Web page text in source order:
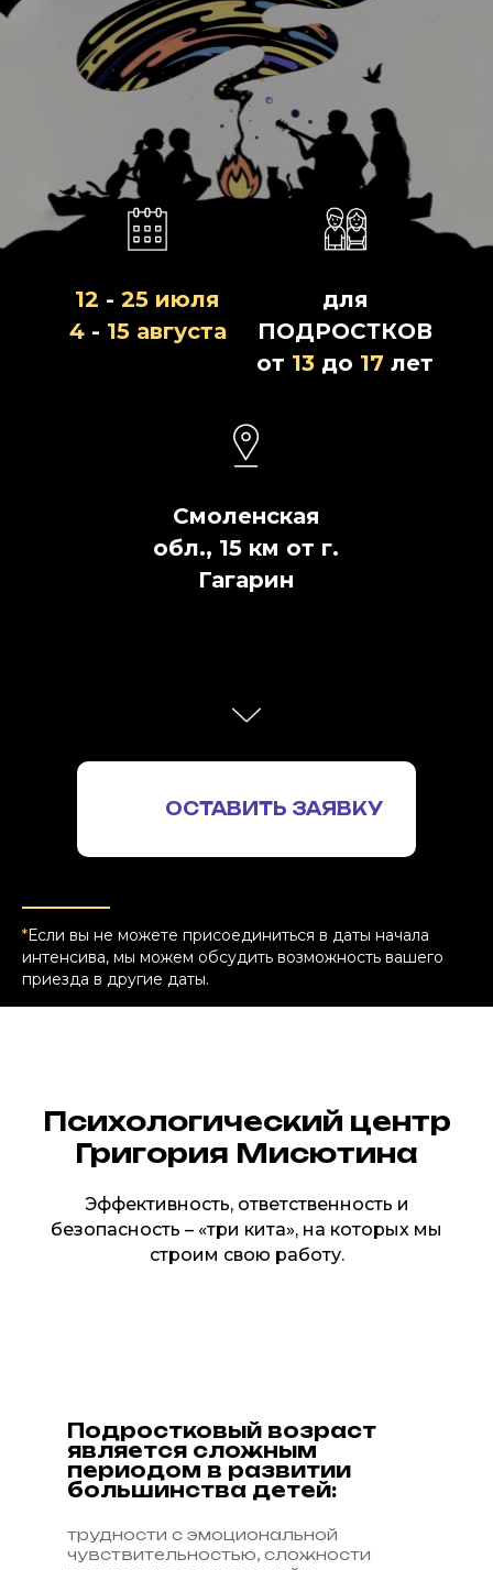
12 -25 июля
4 - 15 августа
для
ПОДРОСТКОВ
от 13 до 17 лет
Смоленская
обл., 15 км от г.
Гагарин
ОСТАВИТЬ ЗАЯВКУ
*Если вы не можете присоединиться в даты начала
интенсива, мы можем обсудить возможность вашего
приезда в другие даты.
Психологический центр
Григория Мисютина
Эффективность, ответственность и
безопасность – «три кита», на которых мы
строим свою работу.
Подростковый возраст
является сложным
периодом в развитии
большинства детей:
трудности с эмоциональной
чувствительностью, сложности